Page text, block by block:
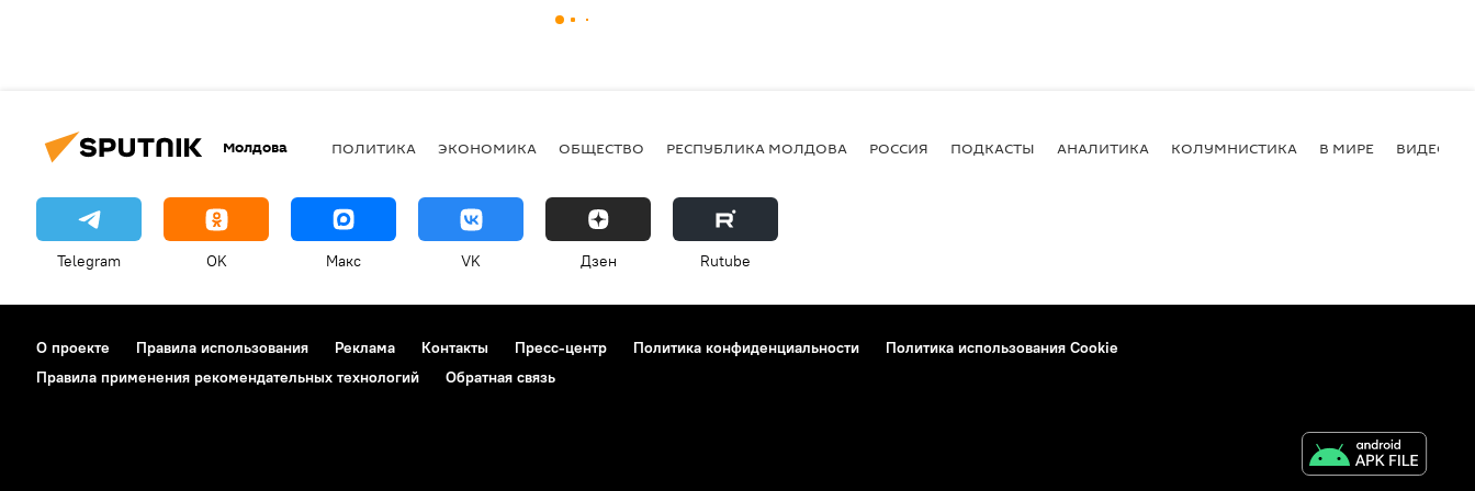
Молдова ПОЛИТИКА ЭКОНОМИКА ОБЩЕСТВО РЕСПУБЛИКА МОЛДОВА РОССИЯ ПОДКАСТЫ АНАЛИТИКА КОЛУМНИСТИКА В МИРЕ ВИДЕО
Telegram OK Макс VK Дзен Rutube
О проекте Правила использования Реклама Контакты Пресс-центр Политика конфиденциальности
Политика использования Cookie
Правила применения рекомендательных технологий
Обратная связь